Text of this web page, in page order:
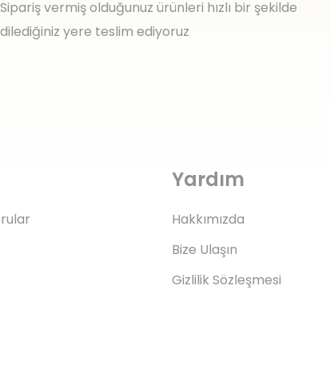
Sipariş vermiş olduğunuz ürünleri hızlı bir şekilde
dilediğiniz yere teslim ediyoruz
Yardım
Hakkımızda
Bize Ulaşın
Gizlilik Sözleşmesi